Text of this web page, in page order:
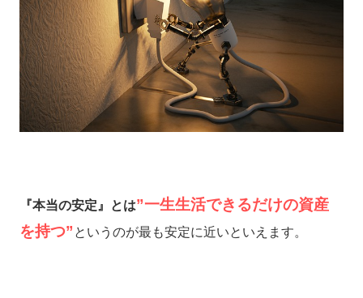
『本当の安定』とは”一生生活できるだけの資産
を持つ” というのが最も安定に近いといえます。